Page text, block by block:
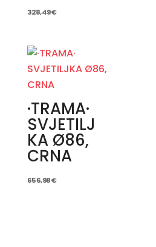
328,49€
·TRAMA·
SVJETILJ
KA Ø86,
CRNA
656,98€